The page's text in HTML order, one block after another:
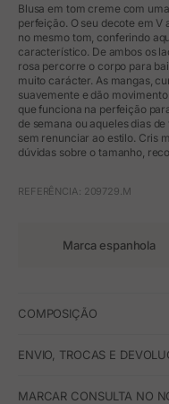
Blusa em tom creme com
perfeição. O seu decote em
no mesmo tom, conferindo
característico. De ambos os
rosa percorre o corpo para
muito carácter. As mangas,
suavemente e dão
que funciona na perfeição
de semana ou aqueles dias
sem renunciar ao estilo. Cris
dúvidas sobre o tamanho,
REFERÊNCIA: 209729.M
Marca espanhola
COMPOSIÇÃO
ENVIO, TROCAS E
MARCAR CONSULTA NO